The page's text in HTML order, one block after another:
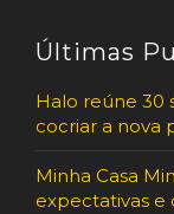
Últimas
Halo reúne 30
cocriar a nova
Minha Casa
expectativas e